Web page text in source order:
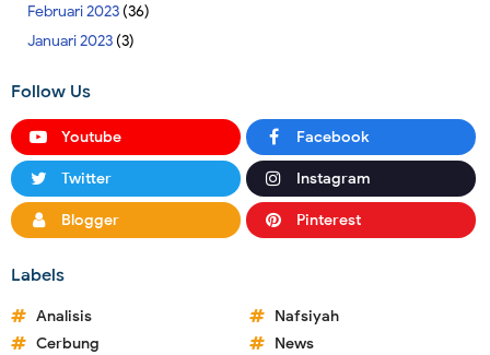
Februari 2023(36)
Januari 2023(3)
Follow Us
Youtube Facebook
Twitter Instagram
Blogger Pinterest
Labels
Analisis
Cerbung
Nafsiyah
News